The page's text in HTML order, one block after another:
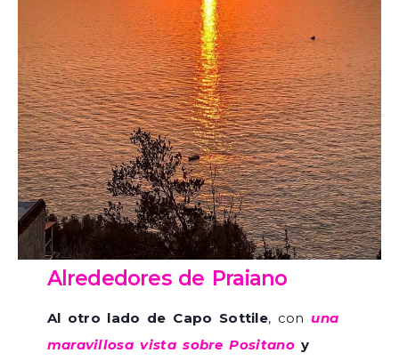
Alrededores de Praiano
Al otro lado de Capo Sottile, conuna
maravillosa vista sobre Positano y